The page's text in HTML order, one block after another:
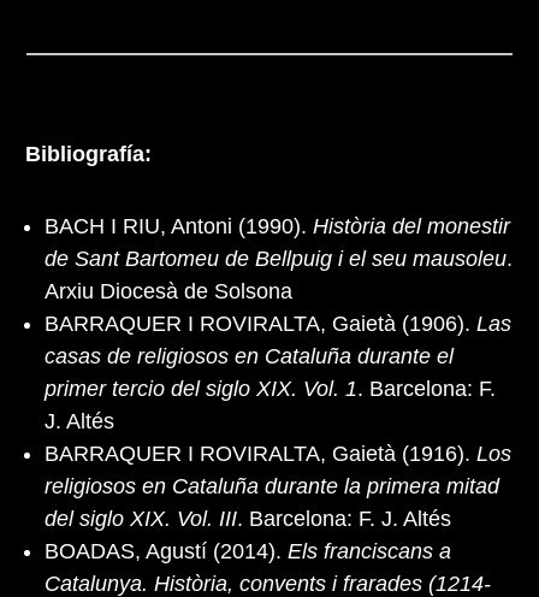
Bibliografía:
BACH I RIU, Antoni (1990). Història del monestir
de Sant Bartomeu de Bellpuig i el seu mausoleu.
Arxiu Diocesà de Solsona
BARRAQUER I ROVIRALTA, Gaietà (1906). Las
casas de religiosos en Cataluña durante el
primer tercio del siglo XIX. Vol. 1. Barcelona: F.
J. Altés
BARRAQUER I ROVIRALTA, Gaietà (1916). Los
religiosos en Cataluña durante la primera mitad
del siglo XIX. Vol. III. Barcelona: F. J. Altés
BOADAS, Agustí (2014). Els franciscans a
Catalunya. Història, convents i frarades (1214-